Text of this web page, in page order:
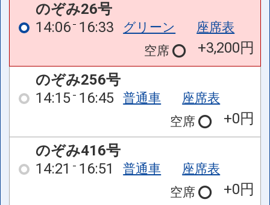
のぞみ26号
14:06 16:33 グリーン
座席表
空席
+3,200円
のぞみ256号
14:15 16:45 普通車
座席表
空席
+0円
のぞみ416号
14:21
16:51 普通車
座席表
空席
+0円